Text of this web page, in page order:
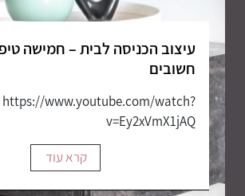
עיצוב הכניסה לבית – חמישה
חשובים
https://www.youtube.com/watch?
v=Ey2xVmX1jAQ
קרא עוד